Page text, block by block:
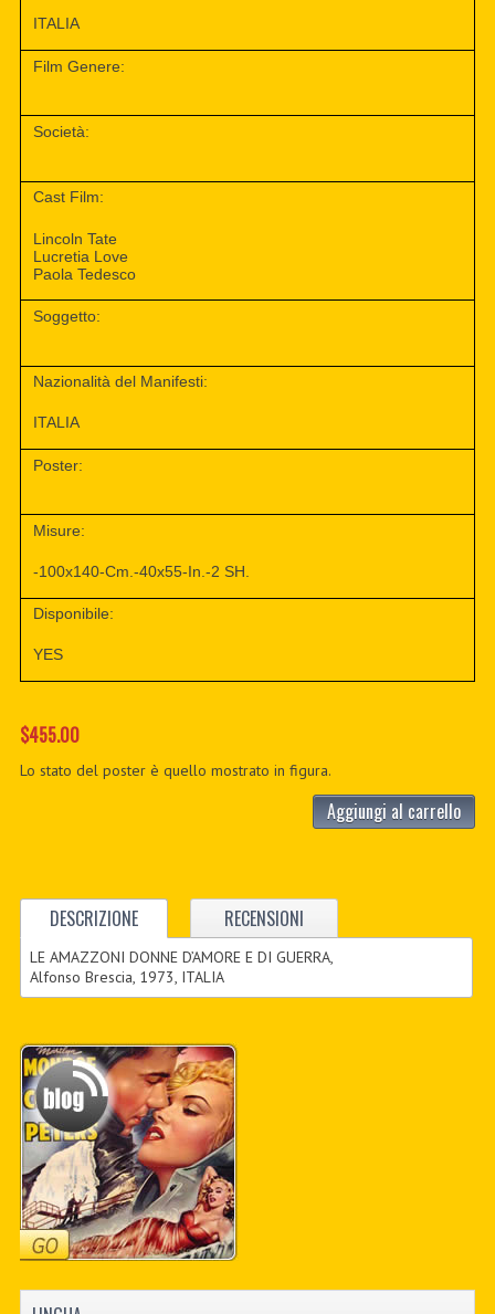
ITALIA
Film Genere:
Società:
Cast Film:
Lincoln Tate
Lucretia Love
Paola Tedesco
Soggetto:
Nazionalità del Manifesti:
ITALIA
Poster:
Misure:
-100x140-Cm.-40x55-In.-2 SH.
Disponibile:
YES
$455.00
Lo stato del poster è quello mostrato in figura.
Aggiungi al carrello
DESCRIZIONE RECENSIONI
LE AMAZZONI DONNE D’AMORE E DI GUERRA,
Alfonso Brescia, 1973, ITALIA